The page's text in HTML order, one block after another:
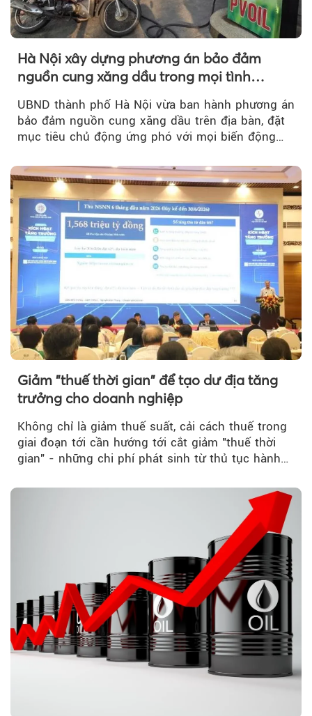
Hà Nội xây dựng phương án bảo đảm
nguồn cung xăng dầu trong mọi tình
UBND thành phố Hà Nội vừa ban hành phương án
bảo đảm nguồn cung xăng dầu trên địa bàn, đặt
mục tiêu chủ động ứng phó với mọi biến động
Giảm "thuế thời gian" để tạo dư địa tăng
trưởng cho doanh nghiệp
Không chỉ là giảm thuế suất, cải cách thuế trong
giai đoạn tới cần hướng tới cắt giảm "thuế thời
gian" - những chi phí phát sinh từ thủ tục hành